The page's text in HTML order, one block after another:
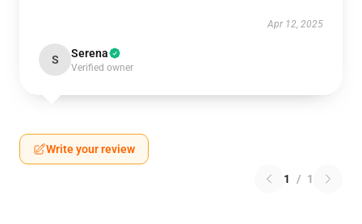
Apr 12, 2025
S Serena
Verified owner
Write your review
1 / 1